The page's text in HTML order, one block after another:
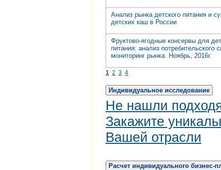
Анализ рынка детского питания и
детских каш в России
Фруктово-ягодные консервы для
питания: анализ потребительского
мониторинг рынка. Ноябрь, 2016г.
1 2 3 4
Индивидуальное исследование
Не нашли
Закажите
Вашей отрасли
Расчет индивидуального бизнес-